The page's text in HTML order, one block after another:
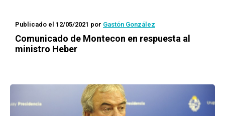
Publicado el 12/05/2021 por Gastón González
Comunicado de Montecon en respuesta al
ministro Heber